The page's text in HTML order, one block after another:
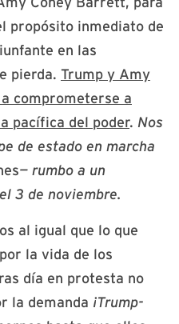
propósito inmediato de
en las
pierda. Trump y Amy
comprometerse a
pacífica del poder. Nos
de estado en marcha
— rumbo a un
3 de noviembre.
al igual que lo que
la vida de los
día en protesta no
la demanda ¡Trump-